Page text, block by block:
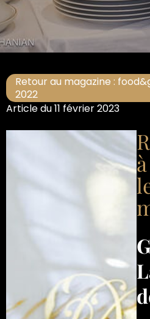
Retour au magazine :
2022
Article du 11 février 2023